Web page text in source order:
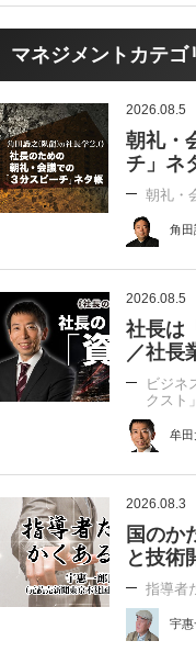
マネジメントカテゴ
2026.08.5
朝礼・
チ」ネ
朝礼・
角田
2026.08.5
社長は
／社長
ビジネ
クスト」
牟田
2026.08.3
国のか
と技術
指導者
宇惠